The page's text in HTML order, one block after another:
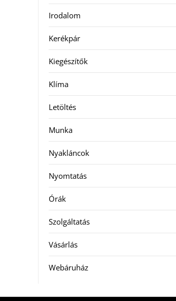
Irodalom
Kerékpár
Kiegészítők
Klíma
Letöltés
Munka
Nyakláncok
Nyomtatás
Órák
Szolgáltatás
Vásárlás
Webáruház